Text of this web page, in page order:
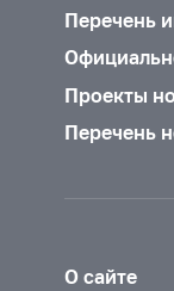
Перечень
Проекты
Перечень
О сайте